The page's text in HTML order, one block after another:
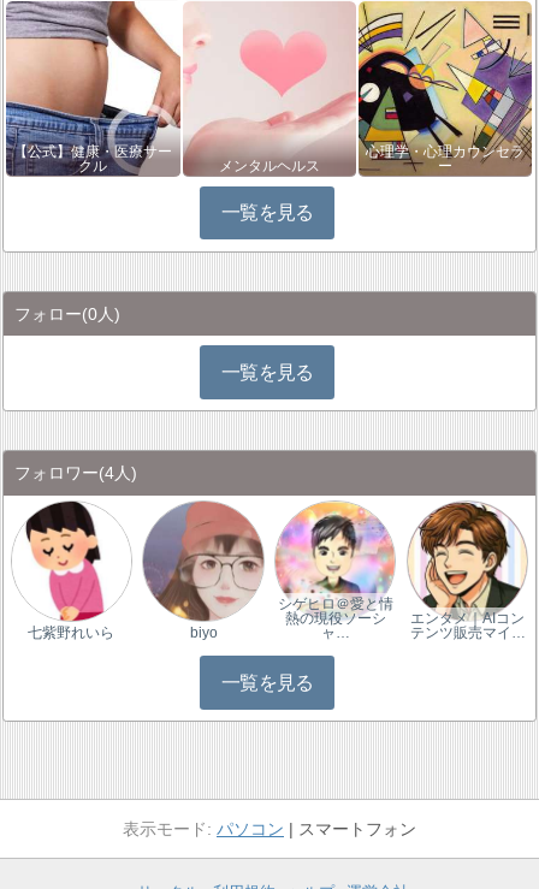
【公式】健康・医療サー
クル
メンタルヘルス
心理学・心理カウンセラ
ー
一覧を見る
フォロー(0人)
一覧を見る
フォロワー(4人)
七紫野れいら biyo
シゲヒロ＠愛と情
熱の現役ソーシ
ャ…
エンタメ｜AIコン
テンツ販売マイ…
一覧を見る
パソコン スマートフォン